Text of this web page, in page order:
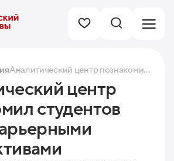
Аналитический центр познакомил студентов МГУ с карьерными перспективами
центр
студентов